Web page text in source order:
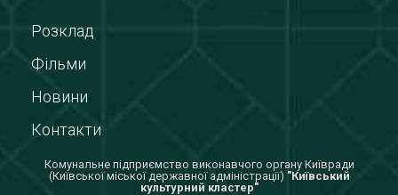
Розклад
Фільми
Новини
Контакти
Комунальне підприємство виконавчого органу Київради
(Київської міської державної адміністрації) "Київський
культурний кластер"